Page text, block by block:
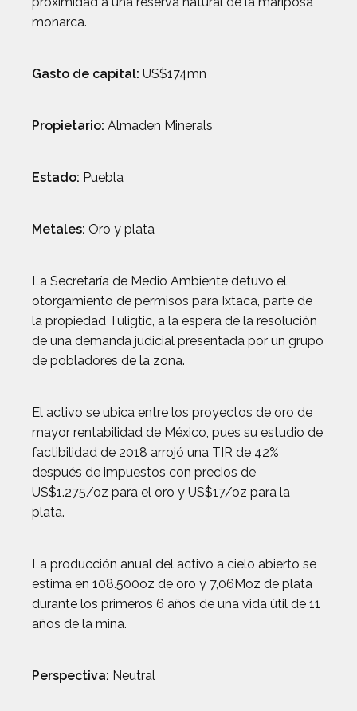
monarca.
Gasto de capital: US$174mn
Propietario: Almaden Minerals
Estado: Puebla
Metales: Oro y plata
La Secretaría de Medio Ambiente detuvo el
otorgamiento de permisos para Ixtaca, parte de
la propiedad Tuligtic, a la espera de la resolución
de una demanda judicial presentada por un grupo
de pobladores de la zona.
El activo se ubica entre los proyectos de oro de
mayor rentabilidad de México, pues su estudio de
factibilidad de 2018 arrojó una TIR de 42%
después de impuestos con precios de
US$1.275/oz para el oro y US$17/oz para la
plata.
La producción anual del activo a cielo abierto se
estima en 108.500oz de oro y 7,06Moz de plata
durante los primeros 6 años de una vida útil de 11
años de la mina.
Perspectiva: Neutral